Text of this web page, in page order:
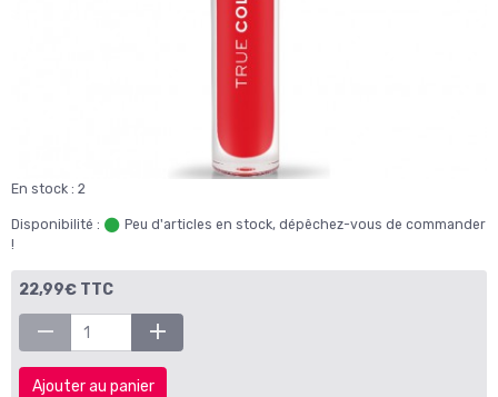
En stock : 2
Disponibilité :
Peu d'articles en stock, dépêchez-vous de commander
!
22,99€ TTC
Ajouter au panier